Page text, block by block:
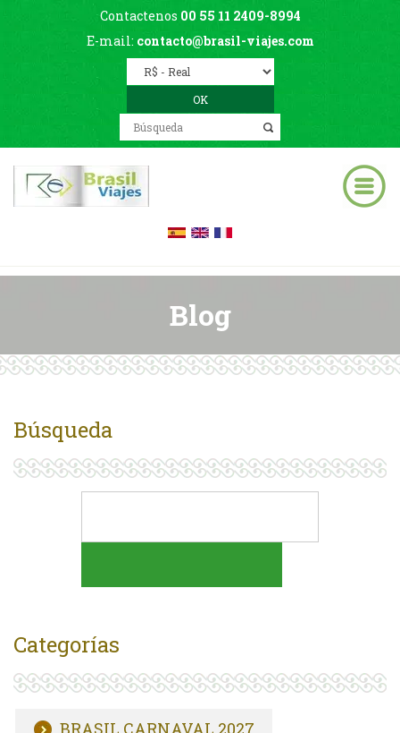
Contactenos 00 55 11 2409-8994
E-mail: contacto@brasil-viajes.com
Blog
Búsqueda
Categorías
BRASIL CARNAVAL 2027